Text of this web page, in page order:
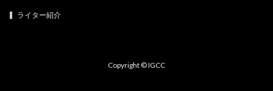
ライター紹介
Copyright © IGCC